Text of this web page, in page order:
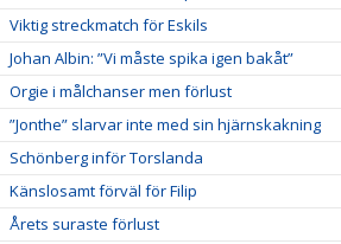
Viktig streckmatch för Eskils
Johan Albin: ”Vi måste spika igen bakåt”
Orgie i målchanser men förlust
”Jonthe” slarvar inte med sin hjärnskakning
Schönberg inför Torslanda
Känslosamt förväl för Filip
Årets suraste förlust